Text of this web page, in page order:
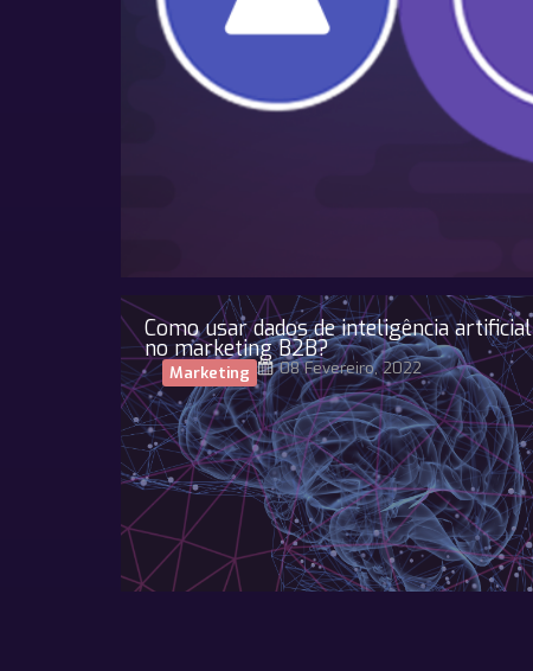
Como usar dados de inteligência artificial
no marketing B2B?
Marketing 08 Fevereiro, 2022